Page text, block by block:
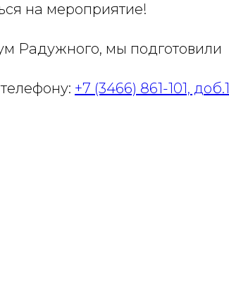
на мероприятие!
Радужного, мы подготовили
+7 (3466) 861-101, доб.1